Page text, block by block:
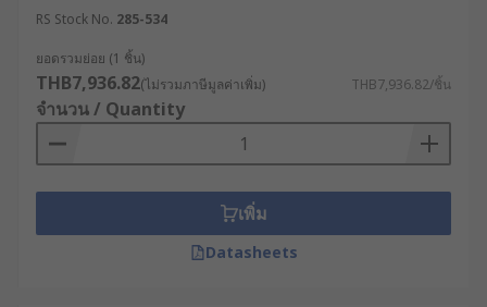
ต้องเจาะทำลายพื้นผิวเดิม
สั่งซื้อเทปโลหะและเทปกาว
อุตสาหกรรมคุณภาพสูงที่ RS
เลือกซื้อเทปโลหะ (Metallic Tape) คุณภาพสูง ไม่ว่า
จะเป็นเทปฟอยล์ทองแดงเทปฟอยล์ตะกั่ว หรือเทปอลูมิ
เนียมทนความร้อน จากแบรนด์ชั้นนำระดับโลกอย่าง
RS PRO,3M,Advance Tapesตอบโจทย์ทั้งงานระบบ
อิเล็กทรอนิกส์ งานซ่อมบำรุง และงานโครงสร้าง สามา
RS Stock No. 285-534
ยอดรวมย่อย (1 ชิ้น)
THB7,936.82(ไม่รวมภาษีมูลค่าเพิ่ม) THB7,936.82/ชิ้น
จำนวน / Quantity
เพิ่ม
Datasheets